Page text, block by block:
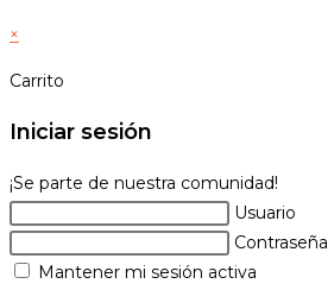
×
Carrito
Iniciar sesión
¡Se parte de nuestra comunidad!
Usuario
Contraseña
Mantener mi sesión activa